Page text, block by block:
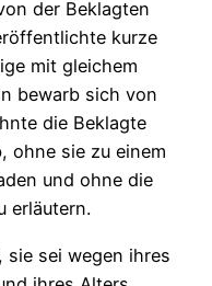
der Beklagten
kurze
mit gleichem
bewarb sich von
die Beklagte
ohne sie zu einem
und ohne die
erläutern.
sie sei wegen ihres